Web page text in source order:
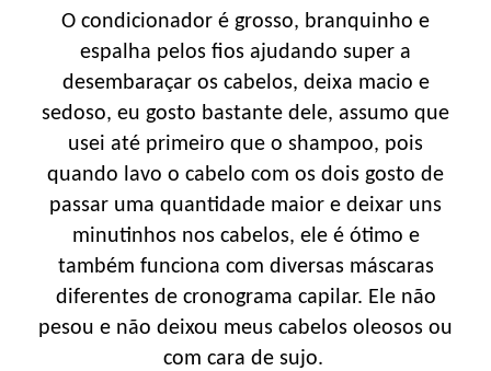
O condicionador é grosso, branquinho e
espalha pelos fios ajudando super a
desembaraçar os cabelos, deixa macio e
sedoso, eu gosto bastante dele, assumo que
usei até primeiro que o shampoo, pois
quando lavo o cabelo com os dois gosto de
passar uma quantidade maior e deixar uns
minutinhos nos cabelos, ele é ótimo e
também funciona com diversas máscaras
diferentes de cronograma capilar. Ele não
pesou e não deixou meus cabelos oleosos ou
com cara de sujo.